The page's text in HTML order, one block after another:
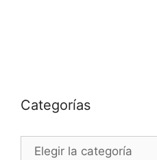
Categorías
Categorías